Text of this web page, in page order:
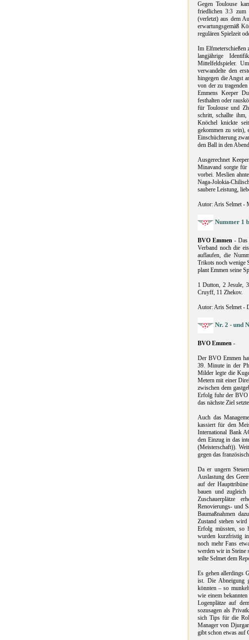
Gegen Toulouse
friedlichen 3:3 zum
(verletzt) aus dem
erwartungsgemäß
regulären Spielzeit
Im Elfmeterschießen
langjährige
Mittelfeldspieler.
verwandelte den
hingegen die Angst
von der zu
Emmens Keeper
festhalten oder
für Toulouse und
schritt, schallte
Knöchel knickte
gekommen zu sein),
Einschüchterung
den Ball in den
Ausgerechnet
Minavand sorgte für
vorbei. Meslien
Naga-Jolokia-
saubere Leistung,
Autor: Aris Selmet -
Nummer 1
BVO Emmen- Das
Verband noch die
auflaufen, die
Trikots noch wenige
plant Emmen seine
1 Dutton, 2 Jesule,
Cruyff, 11 Zhekov.
Autor: Aris Selmet -
Nr. 2 - und
BVO Emmen -
Der BVO Emmen
39. Minute in der
Milder legte die
Metern mit einer
zwischen dem
Erfolg fuhr der BVO
das nächste Ziel
Auch das
kassiert für den
International Bank
den Einzug in das
(Meisterschaft)).
gegen das
Da er ungern
Auslastung des
auf der
bauen und
Zuschauerplätze
Renovierungs- und
Baumaßnahmen
Zustand stehen
Erfolg müssten, so
wurden kurzfristig
noch mehr Fans
werden wir in Steine
teilte Selmet dem
Es gehen allerdings
ist. Die Abneigung
könnten – so
wie einem
Logenplätze auf
sozusagen als
sich Tips für die
Manager von
gibt schon etwas auf